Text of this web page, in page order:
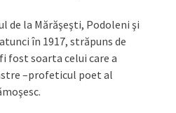
de la Mărăşeşti, Podoleni şi
în 1917, străpuns de
soarta celui care a
–profeticul poet al